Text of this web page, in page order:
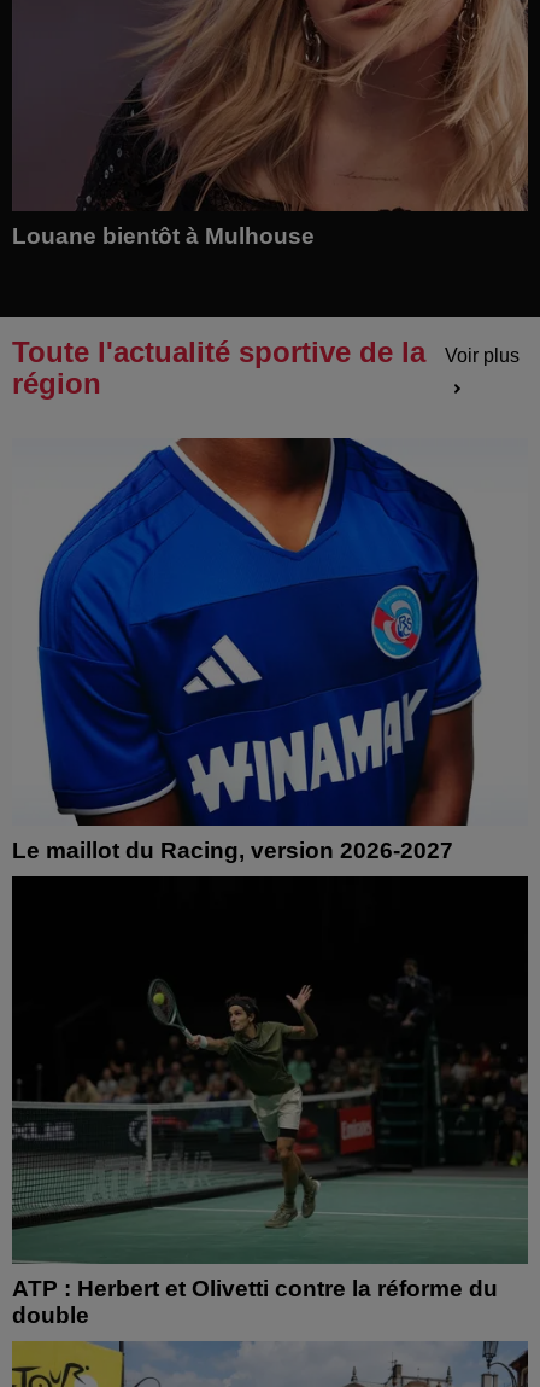
Louane bientôt à Mulhouse
Toute l'actualité sportive de la
région
Voir plus
Le maillot du Racing, version 2026-2027
ATP : Herbert et Olivetti contre la réforme du
double